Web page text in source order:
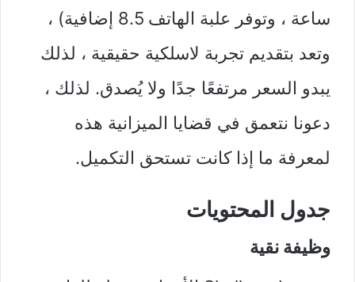
ساعة ، وتوفر علبة الهاتف 8.5 إضافية) ،
وتعد بتقديم تجربة لاسلكية حقيقية ، لذلك
يبدو السعر مرتفعًا جدًا ولا يُصدق. لذلك ،
دعونا نتعمق في قضايا الميزانية هذه
لمعرفة ما إذا كانت تستحق التكميل.
جدول المحتويات
وظيفة نقية